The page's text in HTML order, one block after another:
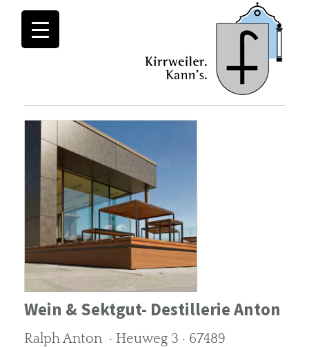
Wein & Sektgut- Destillerie Anton
Ralph Anton · Heuweg 3 · 67489